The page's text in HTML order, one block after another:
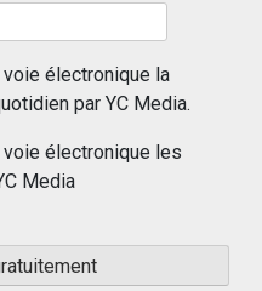
électronique la
par YC Media.
électronique les
Media